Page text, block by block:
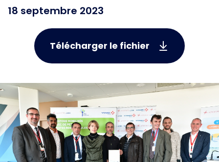
18 septembre 2023
Télécharger le fichier